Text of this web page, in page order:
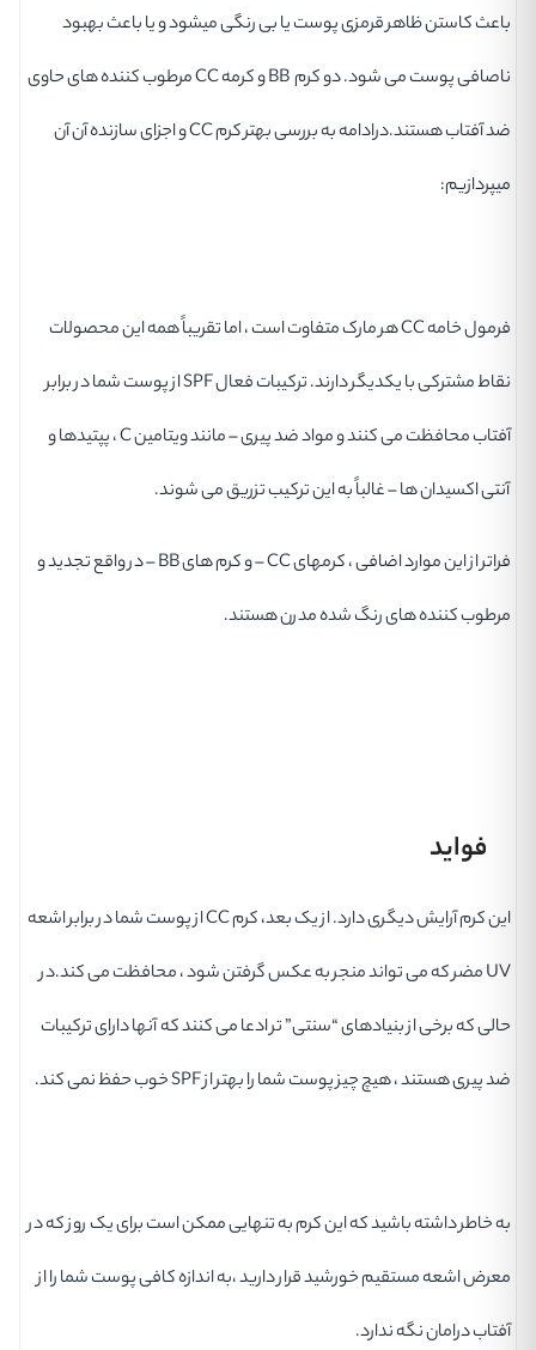
باعث کاستن ظاهر قرمزی پوست یا بی رنگی میشود و یا باعث بهبود
ناصافی پوست می شود. دو کرم BB و کرمه CC مرطوب کننده های حاوی
ضد آفتاب هستند.درادامه به بررسی بهتر کرم CC و اجزای سازنده آن آن
میپردازیم:
فرمول خامه CC هر مارک متفاوت است ، اما تقریباً همه این محصولات
نقاط مشترکی با یکدیگر دارند. ترکیبات فعال SPF از پوست شما در برابر
آفتاب محافظت می کنند و مواد ضد پیری – مانند ویتامین C ، پپتیدها و
آنتی اکسیدان ها – غالباً به این ترکیب تزریق می شوند.
فراتر از این موارد اضافی ، کرمهای CC – و کرم های BB – در واقع تجدید و
مرطوب کننده های رنگ شده مدرن هستند.
فواید
این کرم آرایش دیگری دارد. از یک بعد، کرم CC از پوست شما در برابر اشعه
UV مضر که می تواند منجر به عکس گرفتن شود ، محافظت می کند.در
حالی که برخی از بنیادهای “سنتی” تر ادعا می کنند که آنها دارای ترکیبات
ضد پیری هستند ، هیچ چیز پوست شما را بهتر از SPF خوب حفظ نمی کند.
به خاطر داشته باشید که این کرم به تنهایی ممکن است برای یک روز که در
معرض اشعه مستقیم خورشید قرار دارید ،به اندازه کافی پوست شما را از
آفتاب درامان نگه ندارد.